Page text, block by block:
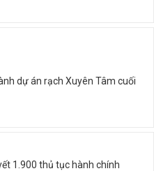
dự án rạch Xuyên Tâm cuối
1.900 thủ tục hành chính